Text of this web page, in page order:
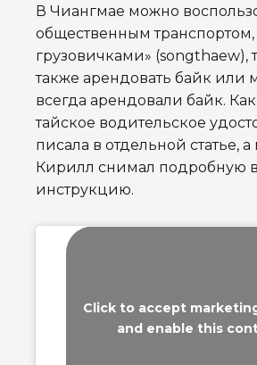
В Чиангмае можно
общественным
грузовичками» (songthaew),
также арендовать байк или
всегда арендовали байк.
тайское водительское
писала в отдельной статье,
Кирилл снимал подробную
инструкцию.
Click to accept
and enable this